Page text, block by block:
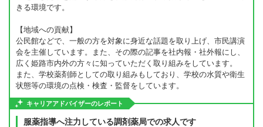
きる環境です。
【地域への貢献】
公民館などで、一般の方を対象に身近な話題を取り上げ、市民講演
会を主催しています。また、その際の記事を社内報・社外報にし、
広く姫路市内外の方々に知っていただく取り組みをしています。
また、学校薬剤師としての取り組みもしており、学校の水質や衛生
状態等の環境の点検・検査・監督をしています。
キャリアアドバイザーのレポート
服薬指導へ注力している調剤薬局での求人です